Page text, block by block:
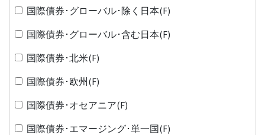
国際債券･グローバル･除く日本(F)
国際債券･グローバル･含む日本(F)
国際債券･北米(F)
国際債券･欧州(F)
国際債券･オセアニア(F)
国際債券･エマージング･単一国(F)